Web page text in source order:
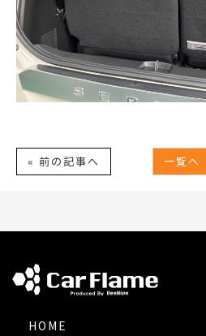
« 前の記事へ 一覧へ
HOME